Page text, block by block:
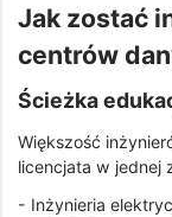
Jak zostać
centrów
Ścieżka
Większość
licencjata w jednej
- Inżynieria